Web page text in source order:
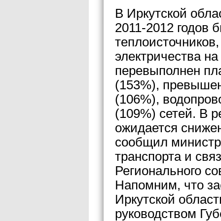
В Иркутской
2011-2012 годов
электричества
перевыполнен
(153%),
(106%),
(109%) сетей. В
ожидается
сообщил
транспорта и
Регионального
Напомним, что
Иркутской
руководством